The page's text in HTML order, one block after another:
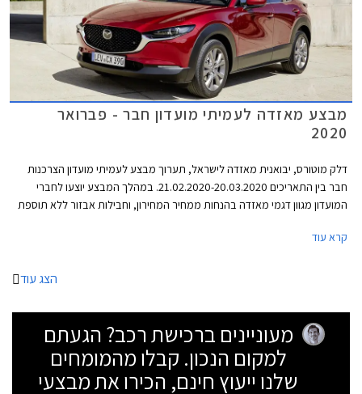
מבצע מאזדה לעמיתי מועדון חבר - פברואר
2020
דלק מוטורס, יבואנית מאזדה לישראל, תערוך מבצע לעמיתי מועדון הצרכנות
חבר בין התאריכים 21.02.2020-20.03.2020. במהלך המבצע יוצעו לחברי
המועדון מגוון דגמי מאזדה בהנחות ממחיר המחירון, וחבילות אבזור ללא תוספת
ליס. המבצע יתקיים בכל אולמות התצוגה של מאזדה ברחבי הארץ.
קרא עוד
הצג עוד
מעוניינים ברכישת רכב? הגעתם
למקום הנכון. קבלו מהמומחים
שלנו ייעוץ חינם, הכירו את מבצעי